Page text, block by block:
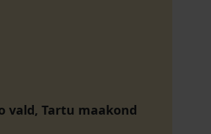
vald, Tartu maakond